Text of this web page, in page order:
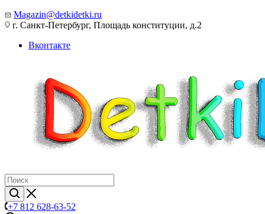
Magazin@detkidetki.ru
г. Санкт-Петербург, Площадь конституции, д.2
Вконтакте
+7 812 628-63-52